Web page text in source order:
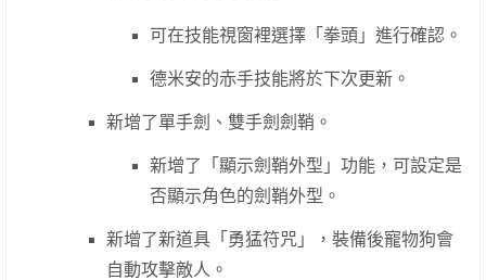
可在技能視窗裡選擇「拳頭」進行確認。
德米安的赤手技能將於下次更新。
新增了單手劍、雙手劍劍鞘。
新增了「顯示劍鞘外型」功能，可設定是
否顯示角色的劍鞘外型。
新增了新道具「勇猛符咒」，裝備後寵物狗會
自動攻擊敵人。